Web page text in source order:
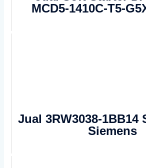
MCD5-1410C-T5-
Jual 3RW3038-1BB14
Siemens